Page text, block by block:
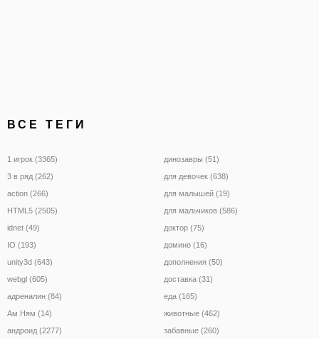
ВСЕ ТЕГИ
1 игрок (3365)
3 в ряд (262)
action (266)
HTML5 (2505)
idnet (49)
IO (193)
unity3d (643)
webgl (605)
адреналин (84)
Ам Ням (14)
андроид (2277)
динозавры (51)
для девочек (638)
для малышей (19)
для мальчиков (586)
доктор (75)
домино (16)
дополнения (50)
доставка (31)
еда (165)
животные (462)
забавные (260)